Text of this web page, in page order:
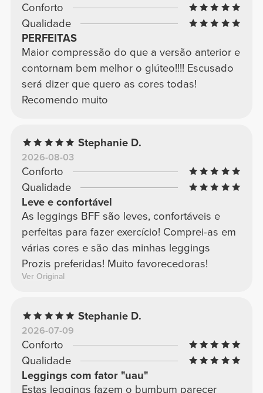
Conforto
Qualidade
PERFEITAS
Maior compressão do que a versão anterior e
contornam bem melhor o glúteo!!!! Escusado
será dizer que quero as cores todas!
Recomendo muito
Stephanie D.
2026-08-03
Conforto
Qualidade
Leve e confortável
As leggings BFF são leves, confortáveis e
perfeitas para fazer exercício! Comprei-as em
várias cores e são das minhas leggings
Prozis preferidas! Muito favorecedoras!
Ver Original
Stephanie D.
2026-07-09
Conforto
Qualidade
Leggings com fator "uau"
Estas leggings fazem o bumbum parecer